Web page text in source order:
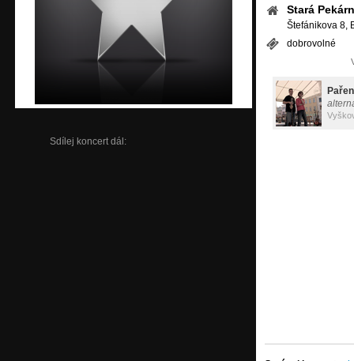
Sdílej koncert dál:
Stará
Štefánikova 8,
dobrovolné